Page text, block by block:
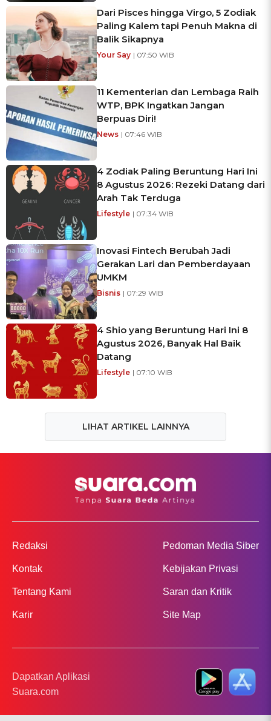
Dari Pisces hingga Virgo, 5 Zodiak
Paling Kalem tapi Penuh Makna di
Balik Sikapnya
Your Say | 07:50 WIB
11 Kementerian dan Lembaga Raih
WTP, BPK Ingatkan Jangan
Berpuas Diri!
News | 07:46 WIB
4 Zodiak Paling Beruntung Hari Ini
8 Agustus 2026: Rezeki Datang dari
Arah Tak Terduga
Lifestyle | 07:34 WIB
Inovasi Fintech Berubah Jadi
Gerakan Lari dan Pemberdayaan
UMKM
Bisnis | 07:29 WIB
4 Shio yang Beruntung Hari Ini 8
Agustus 2026, Banyak Hal Baik
Datang
Lifestyle | 07:10 WIB
LIHAT ARTIKEL LAINNYA
Redaksi
Kontak
Tentang Kami
Karir
Pedoman Media Siber
Kebijakan Privasi
Saran dan Kritik
Site Map
Dapatkan Aplikasi
Suara.com